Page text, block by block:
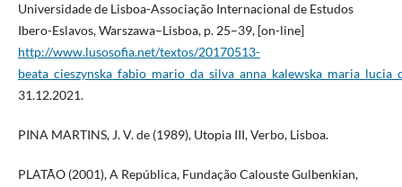
Universidade de Lisboa-Associação Internacional de Estudos
Ibero-Eslavos, Warszawa–Lisboa, p. 25–39, [on-line]
http://www.lusosofia.net/textos/20170513-
31.12.2021.
PINA MARTINS, J. V. de (1989), Utopia III, Verbo, Lisboa.
PLATÃO (2001), A República, Fundação Calouste Gulbenkian,